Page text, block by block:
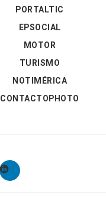
PORTALTIC
EPSOCIAL
MOTOR
TURISMO
NOTIMÉRICA
CONTACTOPHOTO